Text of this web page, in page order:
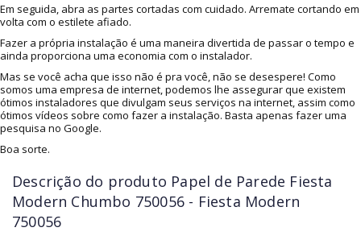
Em seguida, abra as partes cortadas com cuidado. Arremate cortando em
volta com o estilete afiado.
Fazer a própria instalação é uma maneira divertida de passar o tempo e
ainda proporciona uma economia com o instalador.
Mas se você acha que isso não é pra você, não se desespere! Como
somos uma empresa de internet, podemos lhe assegurar que existem
ótimos instaladores que divulgam seus serviços na internet, assim como
ótimos vídeos sobre como fazer a instalação. Basta apenas fazer uma
pesquisa no Google.
Boa sorte.
Descrição do produto Papel de Parede Fiesta
Modern Chumbo 750056 - Fiesta Modern
750056